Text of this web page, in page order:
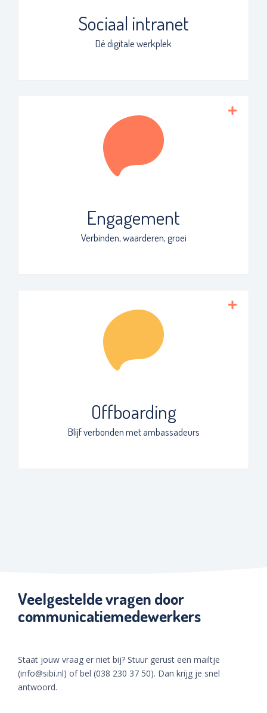
Sociaal intranet
Dé digitale werkplek
Engagement
Verbinden, waarderen, groei
Stuur (automatisch) gepersonaliseerde
berichten naar medewerkers en geef
erkenning en waardering op belangrijke
Offboarding
Blijf verbonden met ambassadeurs
Gaat een medewerker uit dienst? Verzaak
dan niet, neem op een positieve en
prettige manier afscheid en creëer
Veelgestelde vragen door
communicatiemedewerkers
Staat jouw vraag er niet bij? Stuur gerust een mailtje
(info@sibi.nl) of bel (038 230 37 50). Dan krijg je snel
antwoord.